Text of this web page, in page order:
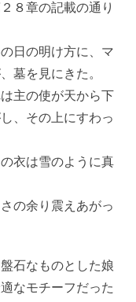
８章の記載の通り
日の明け方に、マ
墓を見にきた。
主の使が天から下
、その上にすわっ
衣は雪のように真
の余り震えあがっ
石なものとした娘
なモチーフだった